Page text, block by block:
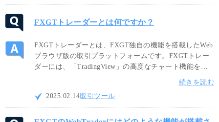
FXGTトレーダーとは何ですか？
FXGTトレーダーとは、FXGT独自の機能を搭載したWeb
ブラウザ版の取引プラットフォームです。FXGTトレー
ダーには、「TradingView」の高度なチャート機能を導
入しているため、MT4/MT5版WebTraderに搭載されてい
ないインジケーターや各種ツールをご利用頂けます。
続きを読む
2025.02.14取引ツール